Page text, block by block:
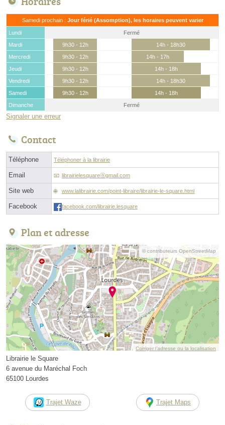
Samedi prochain : Jour férié (Assomption), les horaires peuvent varier
Lundi
Fermé
Mardi
9h30 - 12h
14h - 18h30
Mercredi
9h30 - 12h
14h - 17h
Jeudi
9h30 - 12h
14h - 18h
Vendredi
9h30 - 12h
14h - 18h30
Samedi
9h30 - 12h
14h - 18h
Dimanche
Fermé
Signaler une erreur
Contact
Téléphone Téléphoner à la librairie
Email librairielesquareⓐgmail.com
Site web www.lalibrairie.com/point-libraire/librairie-le-square.html
Facebook facebook.com/librairie.lesquare
Plan et adresse
© contributeurs OpenStreetMap
Corriger l’adresse ou la localisation
Librairie le Square
6 avenue du Maréchal Foch
65100 Lourdes
Trajet Waze Trajet Maps